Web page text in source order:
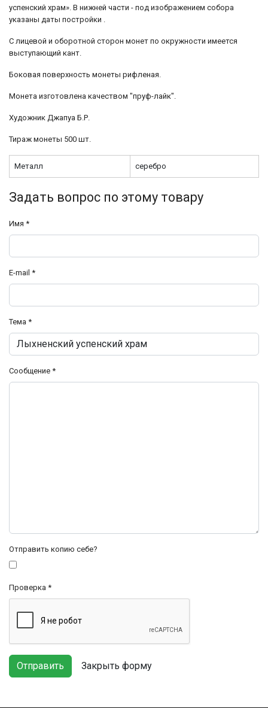
успенский храм». В нижней части - под изображением собора
указаны даты постройки .
С лицевой и оборотной сторон монет по окружности имеется
выступающий кант.
Боковая поверхность монеты рифленая.
Монета изготовлена качеством "пруф-лайк".
Художник Джапуа Б.Р.
Тираж монеты 500 шт.
Металл серебро
Задать вопрос по этому товару
Имя *
E-mail *
Тема *
Сообщение *
Отправить копию себе?
Проверка *
Отправить Закрыть форму